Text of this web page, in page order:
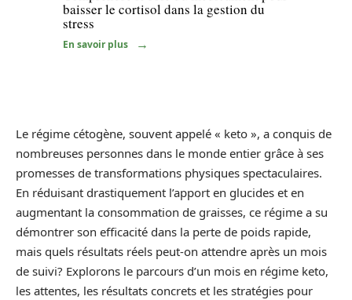
baisser le cortisol dans la gestion du
stress
En savoir plus
Le régime cétogène, souvent appelé « keto », a conquis de
nombreuses personnes dans le monde entier grâce à ses
promesses de transformations physiques spectaculaires.
En réduisant drastiquement l’apport en glucides et en
augmentant la consommation de graisses, ce régime a su
démontrer son efficacité dans la perte de poids rapide,
mais quels résultats réels peut-on attendre après un mois
de suivi? Explorons le parcours d’un mois en régime keto,
les attentes, les résultats concrets et les stratégies pour